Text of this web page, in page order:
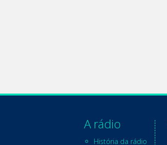
A rádio
História da rádio